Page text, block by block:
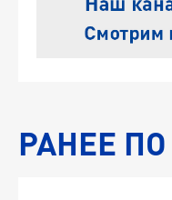
РАНЕЕ